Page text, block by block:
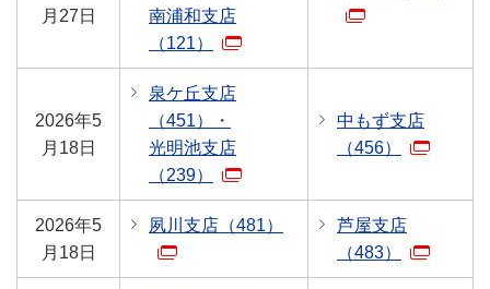
月27日
南浦和支店
（121）
2026年5
月18日
泉ケ丘支店
（451）・
光明池支店
（239）
中もず支店
（456）
2026年5
月18日
夙川支店（481）
芦屋支店
（483）